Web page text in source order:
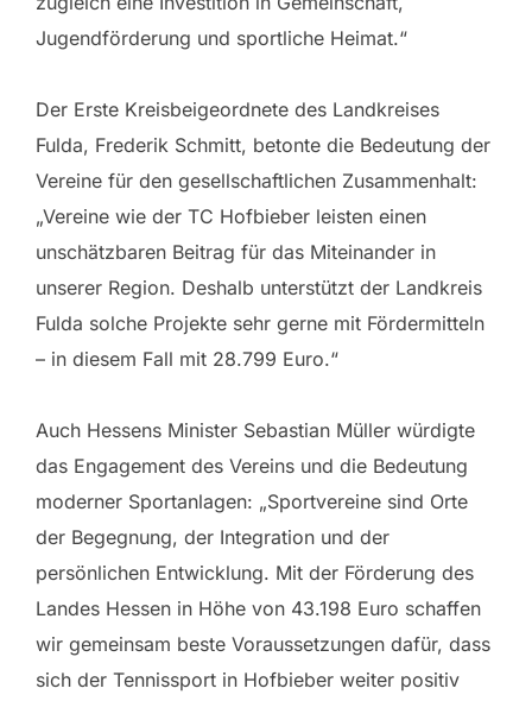
Jugendförderung und sportliche Heimat.“
Der Erste Kreisbeigeordnete des Landkreises
Fulda, Frederik Schmitt, betonte die Bedeutung der
Vereine für den gesellschaftlichen Zusammenhalt:
„Vereine wie der TC Hofbieber leisten einen
unschätzbaren Beitrag für das Miteinander in
unserer Region. Deshalb unterstützt der Landkreis
Fulda solche Projekte sehr gerne mit Fördermitteln
– in diesem Fall mit 28.799 Euro.“
Auch Hessens Minister Sebastian Müller würdigte
das Engagement des Vereins und die Bedeutung
moderner Sportanlagen: „Sportvereine sind Orte
der Begegnung, der Integration und der
persönlichen Entwicklung. Mit der Förderung des
Landes Hessen in Höhe von 43.198 Euro schaffen
wir gemeinsam beste Voraussetzungen dafür, dass
sich der Tennissport in Hofbieber weiter positiv